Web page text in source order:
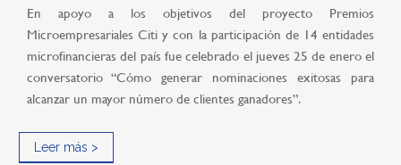
En apoyo a los objetivos del proyecto Premios
Microempresariales Citi y con la participación de 14 entidades
microfinancieras del país fue celebrado el jueves 25 de enero el
conversatorio “Cómo generar nominaciones exitosas para
alcanzar un mayor número de clientes ganadores”.
Leer más >